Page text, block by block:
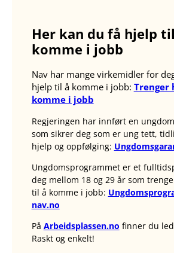
Her kan du få hjelp
komme i jobb
Nav har mange virkemidler for
hjelp til å komme i jobb: Trenger
komme i jobb
Regjeringen har innført en
som sikrer deg som er ung tett,
hjelp og oppfølging:
Ungdomsprogrammet er et
deg mellom 18 og 29 år som
til å komme i jobb:
nav.no
På Arbeidsplassen.no finner du
Raskt og enkelt!